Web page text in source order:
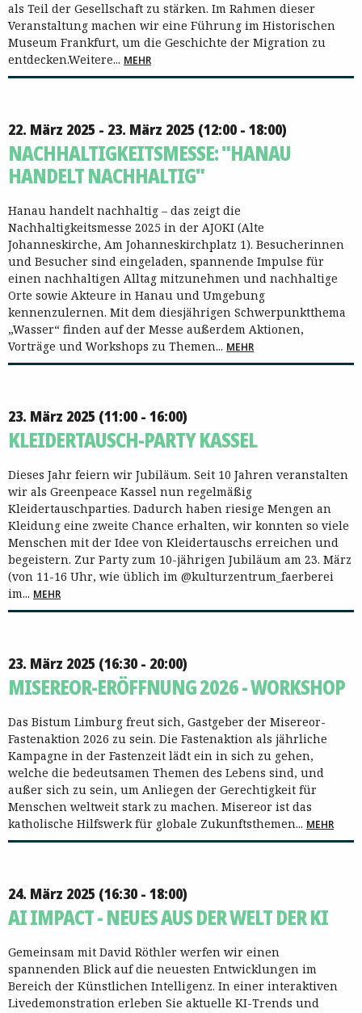
als Teil der Gesellschaft zu stärken. Im Rahmen dieser
Veranstaltung machen wir eine Führung im Historischen
Museum Frankfurt, um die Geschichte der Migration zu
entdecken.Weitere... MEHR
22. März 2025 - 23. März 2025 (12:00 - 18:00)
NACHHALTIGKEITSMESSE: "HANAU
HANDELT NACHHALTIG"
Hanau handelt nachhaltig – das zeigt die
Nachhaltigkeitsmesse 2025 in der AJOKI (Alte
Johanneskirche, Am Johanneskirchplatz 1). Besucherinnen
und Besucher sind eingeladen, spannende Impulse für
einen nachhaltigen Alltag mitzunehmen und nachhaltige
Orte sowie Akteure in Hanau und Umgebung
kennenzulernen. Mit dem diesjährigen Schwerpunktthema
„Wasser“ finden auf der Messe außerdem Aktionen,
Vorträge und Workshops zu Themen... MEHR
23. März 2025 (11:00 - 16:00)
KLEIDERTAUSCH-PARTY KASSEL
Dieses Jahr feiern wir Jubiläum. Seit 10 Jahren veranstalten
wir als Greenpeace Kassel nun regelmäßig
Kleidertauschparties. Dadurch haben riesige Mengen an
Kleidung eine zweite Chance erhalten, wir konnten so viele
Menschen mit der Idee von Kleidertauschs erreichen und
begeistern. Zur Party zum 10-jährigen Jubiläum am 23. März
(von 11-16 Uhr, wie üblich im @kulturzentrum_faerberei
im... MEHR
23. März 2025 (16:30 - 20:00)
MISEREOR-ERÖFFNUNG 2026 - WORKSHOP
Das Bistum Limburg freut sich, Gastgeber der Misereor-
Fastenaktion 2026 zu sein. Die Fastenaktion als jährliche
Kampagne in der Fastenzeit lädt ein in sich zu gehen,
welche die bedeutsamen Themen des Lebens sind, und
außer sich zu sein, um Anliegen der Gerechtigkeit für
Menschen weltweit stark zu machen. Misereor ist das
katholische Hilfswerk für globale Zukunftsthemen... MEHR
24. März 2025 (16:30 - 18:00)
AI IMPACT - NEUES AUS DER WELT DER KI
Gemeinsam mit David Röthler werfen wir einen
spannenden Blick auf die neuesten Entwicklungen im
Bereich der Künstlichen Intelligenz. In einer interaktiven
Livedemonstration erleben Sie aktuelle KI-Trends und